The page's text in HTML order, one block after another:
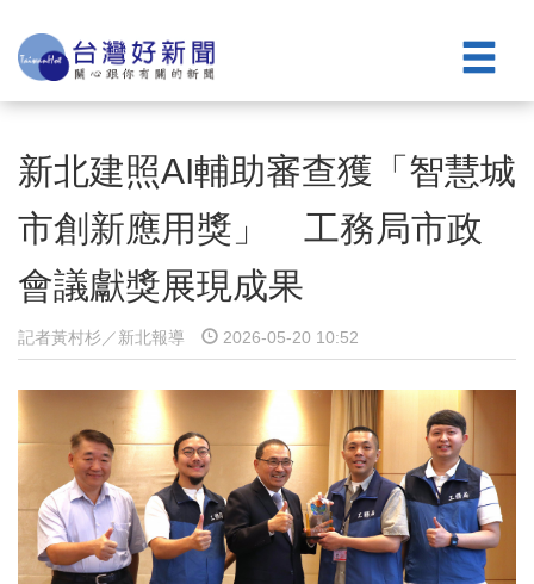
新北建照AI輔助審查獲「智慧城
市創新應用獎」 工務局市政
會議獻獎展現成果
記者黃村杉／新北報導 2026-05-20 10:52